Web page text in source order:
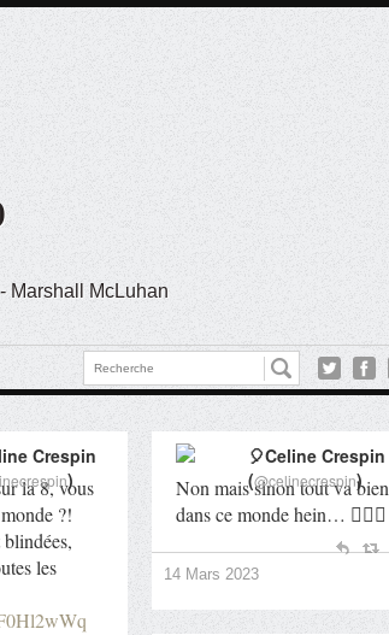
Marshall McLuhan
la 8, vous
?!
les
Crespin
)
Non mais sinon tout va bien
dans ce monde hein… 🤦🏻‍♀️
🎈Celine Crespin
(@celinecrespin)
14 Mars 2023